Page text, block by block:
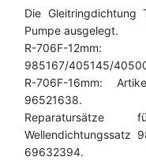
Die
Pumpe ausgelegt.
R-706F-
985167/405145/
R-706F-16mm:
96521638.
Reparatursätze
Wellendichtungssatz
69632394.